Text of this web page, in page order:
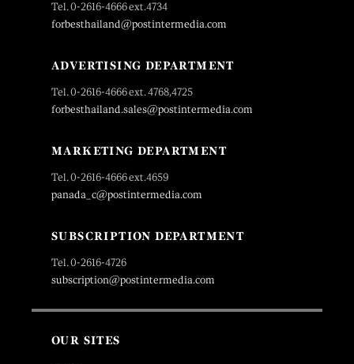
Tel. 0-2616-4666 ext.4734
forbesthailand@postintermedia.com
ADVERTISING DEPARTMENT
Tel. 0-2616-4666 ext. 4768,4725
forbesthailand.sales@postintermedia.com
MARKETING DEPARTMENT
Tel. 0-2616-4666 ext.4659
panada_c@postintermedia.com
SUBSCRIPTION DEPARTMENT
Tel. 0-2616-4726
subscription@postintermedia.com
OUR SITES